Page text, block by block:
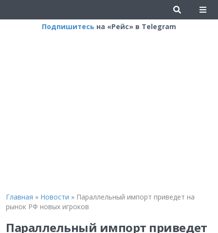
Подпишитесь на «Рейс» в Telegram
Главная » Новости » Параллельный импорт приведет на
рынок РФ новых игроков
Параллельный импорт приведет